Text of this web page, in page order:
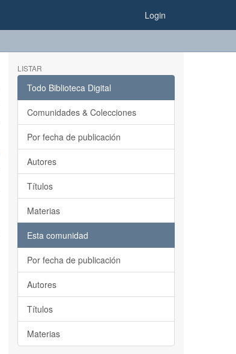
Login
LISTAR
Todo Biblioteca Digital
Comunidades & Colecciones
Por fecha de publicación
Autores
Títulos
Materias
Esta comunidad
Por fecha de publicación
Autores
Títulos
Materias